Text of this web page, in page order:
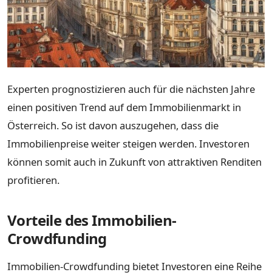
Experten prognostizieren auch für die nächsten Jahre
einen positiven Trend auf dem Immobilienmarkt in
Österreich. So ist davon auszugehen, dass die
Immobilienpreise weiter steigen werden. Investoren
können somit auch in Zukunft von attraktiven Renditen
profitieren.
Vorteile des Immobilien-
Crowdfunding
Immobilien-Crowdfunding bietet Investoren eine Reihe